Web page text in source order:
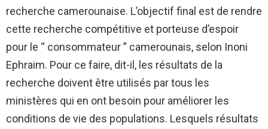
recherche camerounaise. L’objectif final est de rendre
cette recherche compétitive et porteuse d’espoir
pour le “ consommateur ” camerounais, selon Inoni
Ephraim. Pour ce faire, dit-il, les résultats de la
recherche doivent être utilisés par tous les
ministères qui en ont besoin pour améliorer les
conditions de vie des populations. Lesquels résultats